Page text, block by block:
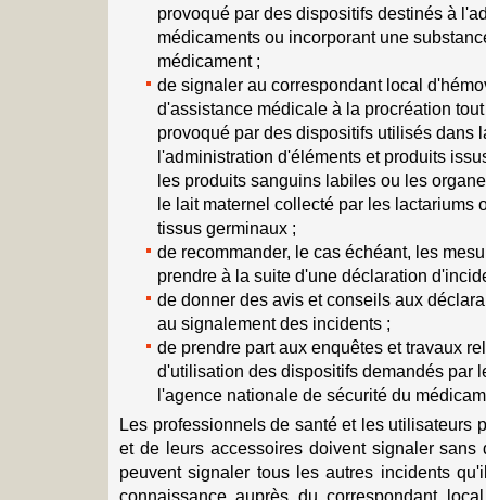
provoqué par des dispositifs destinés à
médicaments ou incorporant une
médicament ;
de signaler au correspondant local
d'assistance médicale à la procréation
provoqué par des dispositifs utilisés dans
l'administration d'éléments et produits
les produits sanguins labiles ou les
le lait maternel collecté par les lactariums
tissus germinaux ;
de recommander, le cas échéant, les
prendre à la suite d'une déclaration
de donner des avis et conseils aux
au signalement des incidents ;
de prendre part aux enquêtes et travaux
d'utilisation des dispositifs demandés par
l'agence nationale de sécurité du
Les professionnels de santé et les utilisateurs
et de leurs accessoires doivent signaler
peuvent signaler tous les autres incidents
connaissance auprès du correspondant